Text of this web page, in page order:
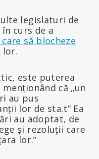
legislaturi de
curs de a
să blocheze
lor.
este puterea
că „un
au pus
lor de sta.t” Ea
au adoptat, de
și rezoluții care
lor.”